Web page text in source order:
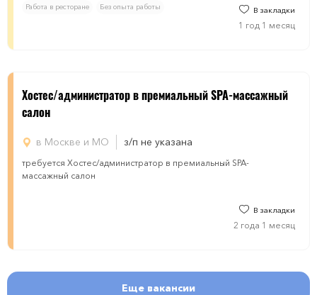
Работа в ресторане Без опыта работы В закладки
1 год 1 месяц
​​​Хостес/администратор в премиальный SPA-массажный
салон
в Москве и МО з/п не указана
требуется ​​​Хостес/администратор в премиальный SPA-
массажный салон
В закладки
2 года 1 месяц
Еще вакансии